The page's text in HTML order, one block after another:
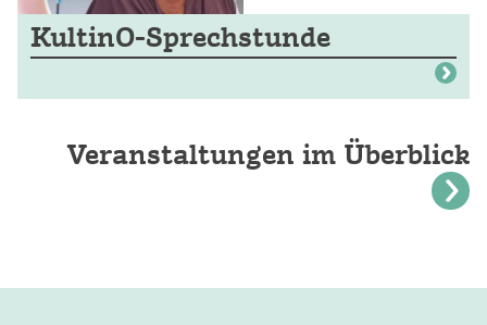
KultinO-Sprechstunde
Veranstaltungen im Überblick